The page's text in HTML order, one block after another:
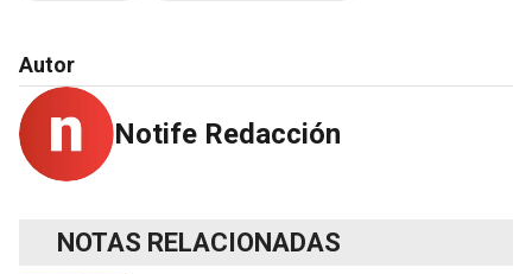
Autor
Notife Redacción
NOTAS RELACIONADAS